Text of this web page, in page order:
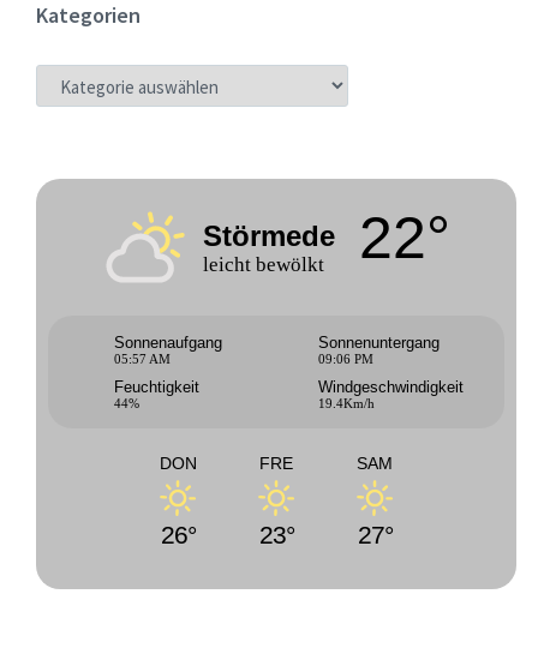
Kategorien
KATEGORIEN
Störmede
leicht bewölkt 22°
Sonnenaufgang
05:57 AM
Sonnenuntergang
09:06 PM
Feuchtigkeit
44%
Windgeschwindigkeit
19.4Km/h
DON
26°
FRE
23°
SAM
27°